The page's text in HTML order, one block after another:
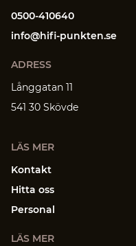
0500-410640
info@hifi-punkten.se
ADRESS
Långgatan 11
541 30 Skövde
LÄS MER
Kontakt
Hitta oss
Personal
LÄS MER